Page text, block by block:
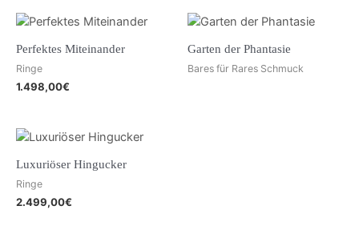
Perfektes Miteinander
Ringe
1.498,00€
Garten der Phantasie
Bares für Rares Schmuck
Luxuriöser Hingucker
Ringe
2.499,00€